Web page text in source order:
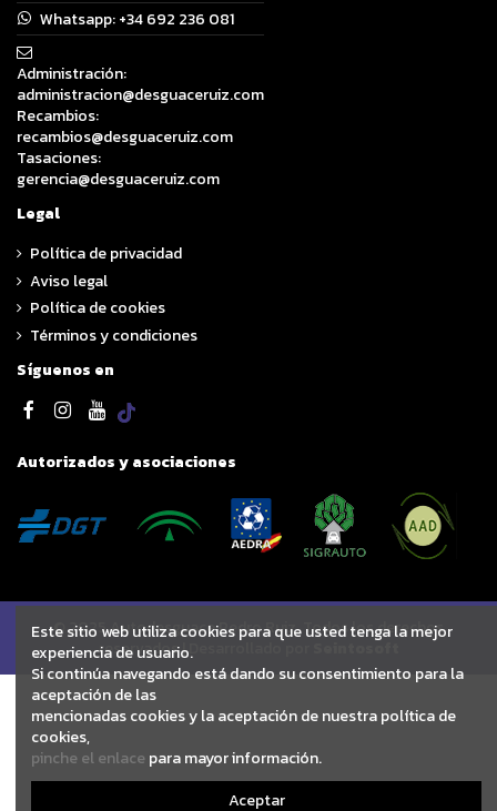
Whatsapp:+34 692 236 081
Administración:
administracion@desguaceruiz.com
Recambios:
recambios@desguaceruiz.com
Tasaciones:
gerencia@desguaceruiz.com
Legal
Política de privacidad
Aviso legal
Política de cookies
Términos y condiciones
Síguenos en
Autorizados y asociaciones
© 2025 Autodesguace Pedro Ruiz. Todos los derechos
reservados | Desarrollado por
Este sitio web utiliza cookies para que usted tenga la mejor
experiencia de usuario.
Si continúa navegando está dando su consentimiento para la
aceptación de las
mencionadas cookies y la aceptación de nuestra política de
cookies,
pinche el enlace para mayor información.
Aceptar